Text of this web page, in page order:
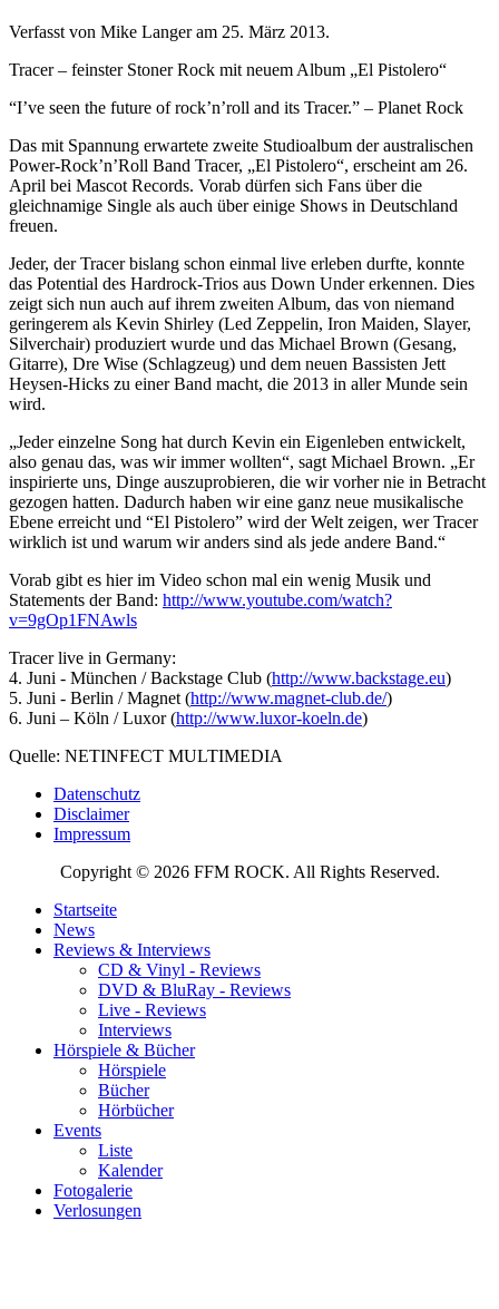
Verfasst von Mike Langer am 25. März 2013.
Tracer – feinster Stoner Rock mit neuem Album „El Pistolero“
“I’ve seen the future of rock’n’roll and its Tracer.” – Planet Rock
Das mit Spannung erwartete zweite Studioalbum der australischen
Power-Rock’n’Roll Band Tracer, „El Pistolero“, erscheint am 26.
April bei Mascot Records. Vorab dürfen sich Fans über die
gleichnamige Single als auch über einige Shows in Deutschland
freuen.
Jeder, der Tracer bislang schon einmal live erleben durfte, konnte
das Potential des Hardrock-Trios aus Down Under erkennen. Dies
zeigt sich nun auch auf ihrem zweiten Album, das von niemand
geringerem als Kevin Shirley (Led Zeppelin, Iron Maiden, Slayer,
Silverchair) produziert wurde und das Michael Brown (Gesang,
Gitarre), Dre Wise (Schlagzeug) und dem neuen Bassisten Jett
Heysen-Hicks zu einer Band macht, die 2013 in aller Munde sein
wird.
„Jeder einzelne Song hat durch Kevin ein Eigenleben entwickelt,
also genau das, was wir immer wollten“, sagt Michael Brown. „Er
inspirierte uns, Dinge auszuprobieren, die wir vorher nie in Betracht
gezogen hatten. Dadurch haben wir eine ganz neue musikalische
Ebene erreicht und “El Pistolero” wird der Welt zeigen, wer Tracer
wirklich ist und warum wir anders sind als jede andere Band.“
Vorab gibt es hier im Video schon mal ein wenig Musik und
Statements der Band: http://www.youtube.com/watch?
v=9gOp1FNAwls
Tracer live in Germany:
4. Juni - München / Backstage Club (http://www.backstage.eu)
5. Juni - Berlin / Magnet (http://www.magnet-club.de/)
6. Juni – Köln / Luxor (http://www.luxor-koeln.de)
Quelle: NETINFECT MULTIMEDIA
Datenschutz
Disclaimer
Impressum
Copyright © 2026 FFM ROCK. All Rights Reserved.
Startseite
News
Reviews & Interviews
CD & Vinyl - Reviews
DVD & BluRay - Reviews
Live - Reviews
Interviews
Hörspiele & Bücher
Hörspiele
Bücher
Hörbücher
Events
Liste
Kalender
Fotogalerie
Verlosungen